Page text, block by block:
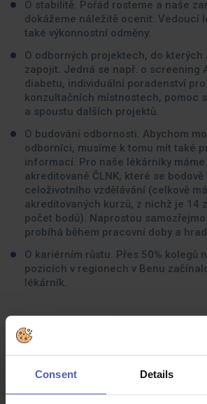
Consent Details
O stabilitě. Pořád rosteme a naše
dokážeme náležitě ocenit. Vedoucí
také výkonnostní odměny.
O odborných projektech, do kterých
zapojit. Jedná se např. o screening
diabetu, individuální poradenství
konzultačních místnostech, pomoc
a spoustu dalších projektů.
O budování odbornosti. Abychom
odborníci, musíme k tomu mít také
informací. Pro naše lékárníky
akreditované ČLNK, které se
celoživotního vzdělávání (celkově
akreditovaných kurzů, z nichž je 14
počet bodů). Naprostou
probíhá během pracovní doby a
O kariérním růstu. Přes 50% kolegů
pozicích v regionech v Benu
lékárník.
Jaké zkušenosti byste měli mít:
Farmaceutické vzdělání. Je to
Týmového ducha. Každá lékárna
parta lidí.